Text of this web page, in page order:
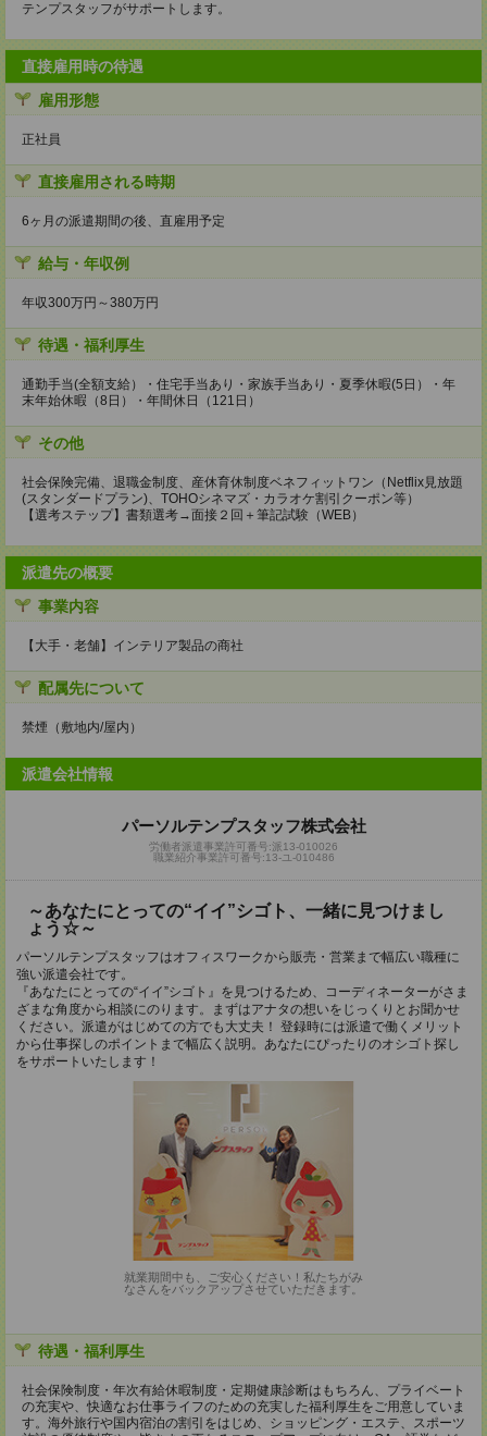
テンプスタッフがサポートします。
直接雇用時の待遇
雇用形態
正社員
直接雇用される時期
6ヶ月の派遣期間の後、直雇用予定
給与・年収例
年収300万円～380万円
待遇・福利厚生
通勤手当(全額支給）・住宅手当あり・家族手当あり・夏季休暇(5日）・年
末年始休暇（8日）・年間休日（121日）
その他
社会保険完備、退職金制度、産休育休制度ベネフィットワン（Netflix見放題
(スタンダードプラン)、TOHOシネマズ・カラオケ割引クーポン等）
【選考ステップ】書類選考→面接２回＋筆記試験（WEB）
派遣先の概要
事業内容
【大手・老舗】インテリア製品の商社
配属先について
禁煙（敷地内/屋内）
派遣会社情報
パーソルテンプスタッフ株式会社
労働者派遣事業許可番号:派13-010026
職業紹介事業許可番号:13-ユ-010486
～あなたにとっての“イイ”シゴト、一緒に見つけまし
ょう☆～
パーソルテンプスタッフはオフィスワークから販売・営業まで幅広い職種に
強い派遣会社です。
『あなたにとっての“イイ”シゴト』を見つけるため、コーディネーターがさま
ざまな角度から相談にのります。まずはアナタの想いをじっくりとお聞かせ
ください。派遣がはじめての方でも大丈夫！ 登録時には派遣で働くメリット
から仕事探しのポイントまで幅広く説明。あなたにぴったりのオシゴト探し
をサポートいたします！
就業期間中も、ご安心ください！私たちがみ
なさんをバックアップさせていただきます。
待遇・福利厚生
社会保険制度・年次有給休暇制度・定期健康診断はもちろん、プライベート
の充実や、快適なお仕事ライフのための充実した福利厚生をご用意していま
す。海外旅行や国内宿泊の割引をはじめ、ショッピング・エステ、スポーツ